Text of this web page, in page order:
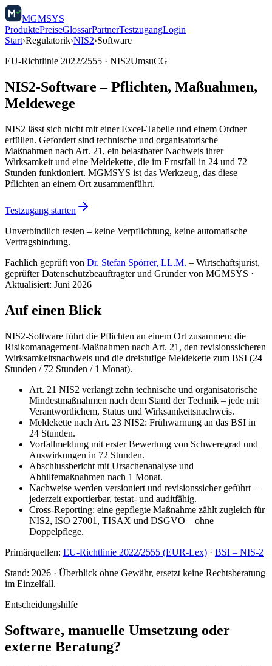
MGMSYS
ProduktePreiseGlossarPartnerTestzugangLogin
Start›Regulatorik›NIS2›Software
EU-Richtlinie 2022/2555 · NIS2UmsuCG
NIS2-Software – Pflichten, Maßnahmen,
Meldewege
NIS2 lässt sich nicht mit einer Excel-Tabelle und einem Ordner
erfüllen. Gefordert sind technische und organisatorische
Maßnahmen nach Art. 21, ein belastbarer Nachweis ihrer
Wirksamkeit und eine Meldekette, die im Ernstfall in 24 und 72
Stunden funktioniert. MGMSYS ist das Werkzeug, das diese
Pflichten an einem Ort zusammenführt.
Testzugang starten
Unverbindlich testen – keine Verpflichtung, keine automatische
Vertragsbindung.
Fachlich geprüft von Dr. Stefan Spörrer, LL.M. – Wirtschaftsjurist,
geprüfter Datenschutzbeauftragter und Gründer von MGMSYS ·
Aktualisiert: Juni 2026
Auf einen Blick
NIS2-Software führt die Pflichten an einem Ort zusammen: die
Risikomanagement-Maßnahmen nach Art. 21, den revisionssicheren
Wirksamkeitsnachweis und die dreistufige Meldekette zum BSI (24
Stunden / 72 Stunden / 1 Monat).
Art. 21 NIS2 verlangt zehn technische und organisatorische
Mindestmaßnahmen nach dem Stand der Technik – jede mit
Verantwortlichem, Status und Wirksamkeitsnachweis.
Meldekette nach Art. 23 NIS2: Frühwarnung an das BSI in
24 Stunden.
Vorfallmeldung mit erster Bewertung von Schweregrad und
Auswirkungen in 72 Stunden.
Abschlussbericht mit Ursachenanalyse und
Abhilfemaßnahmen nach 1 Monat.
Nachweise werden versioniert und revisionssicher geführt –
jederzeit exportierbar, testat- und auditfähig.
Cross-Reporting: eine gepflegte Maßnahme zählt zugleich für
NIS2, ISO 27001, TISAX und DSGVO – ohne
Doppelpflege.
Primärquellen: EU-Richtlinie 2022/2555 (EUR-Lex) · BSI – NIS-2
Stand: 2026 · Überblick ohne Gewähr, ersetzt keine Rechtsberatung
im Einzelfall.
Entscheidungshilfe
Software, manuelle Umsetzung oder
externe Beratung?